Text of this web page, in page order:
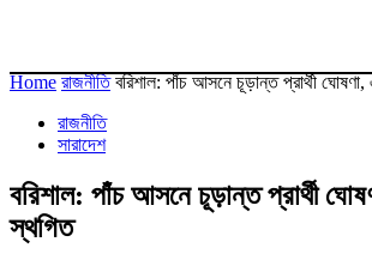
Home রাজনীতি বরিশাল: পাঁচ আসনে চূড়ান্ত প্রার্থী
রাজনীতি
সারাদেশ
বরিশাল: পাঁচ আসনে চূড়ান্ত প্রার্থী
স্থগিত